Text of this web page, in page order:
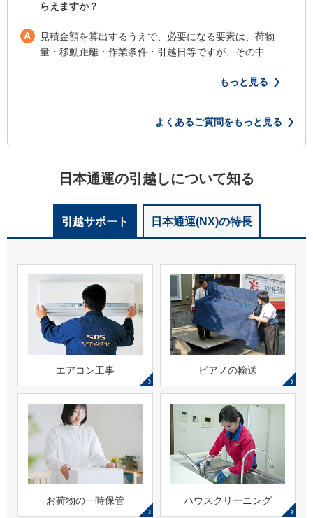
らえますか？
A
見積金額を算出するうえで、必要になる要素は、荷物
量・移動距離・作業条件・引越日等ですが、その中…
もっと見る
よくあるご質問をもっと見る
日本通運の引越しについて知る
引越サポート 日本通運(NX)の特長
エアコン工事 ピアノの輸送
お荷物の一時保管 ハウスクリーニング